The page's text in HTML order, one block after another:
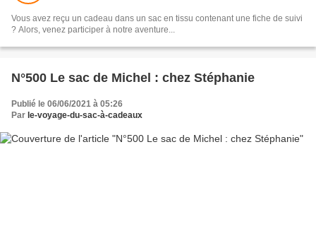
Vous avez reçu un cadeau dans un sac en tissu contenant une fiche de suivi
? Alors, venez participer à notre aventure...
N°500 Le sac de Michel : chez Stéphanie
Publié le 06/06/2021 à 05:26
Par le-voyage-du-sac-à-cadeaux